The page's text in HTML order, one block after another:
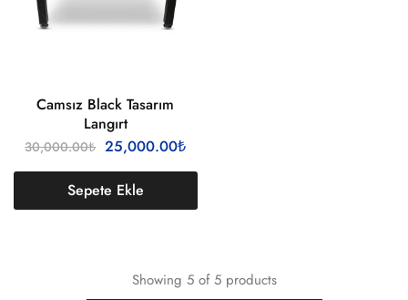
Camsız Black Tasarım
Langırt
30,000.00₺ 25,000.00₺
Sepete Ekle
Showing 5 of 5 products